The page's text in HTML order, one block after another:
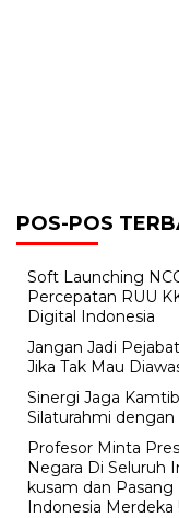
POS-POS
Soft Launching
Percepatan RUU
Digital Indonesia
Jangan Jadi
Jika Tak Mau
Sinergi Jaga
Silaturahmi dengan
Profesor Minta
Negara Di Seluruh
kusam dan Pasang
Indonesia Merdeka